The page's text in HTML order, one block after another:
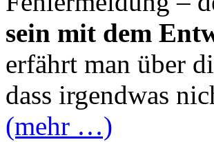
sein mit dem
erfährt man über
dass irgendwas
(mehr …)